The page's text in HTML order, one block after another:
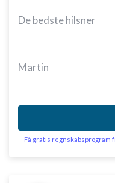
De bedste hilsner
Martin
Få gratis regnskabsprogram